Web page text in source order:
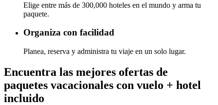
Elige entre más de 300,000 hoteles en el mundo y arma tu
paquete.
Organiza con facilidad
Planea, reserva y administra tu viaje en un solo lugar.
Encuentra las mejores ofertas de
paquetes vacacionales con vuelo + hotel
incluido